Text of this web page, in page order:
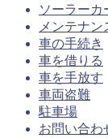
ソーラーカ
メンテナン
車の手続き
車を借りる
車を手放す
車両盗難
駐車場
お問い合わ